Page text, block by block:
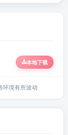
本地下载
环境有所波动